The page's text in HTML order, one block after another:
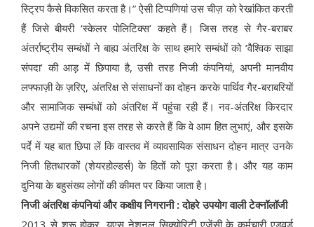
स्ट्रिप कैसे विकसित करता है।” ऐसी टिप्पणियां उस चीज़ को रेखांकित करती
हैं जिसे बीयरी ‘स्केलर पोलिटिक्स’ कहते हैं। जिस तरह से गैर-बराबर
अंतर्राष्ट्रीय सम्बंधों ने बाह्य अंतरिक्ष के साथ हमारे सम्बंधों को ‘वैश्विक साझा
संपदा’ की आड़ में छिपाया है, उसी तरह निजी कंपनियां, अपनी मानवीय
लफ्फाज़ी के ज़रिए, अंतरिक्ष से संसाधनों का दोहन करके पार्थिव गैर-बराबरियों
और सामाजिक सम्बंधों को अंतरिक्ष में पहुंचा रही हैं। नव-अंतरिक्ष किरदार
अपने उद्यमों की रचना इस तरह से करते हैं कि वे आम हित लुभाएं, और इसके
पर्दे में यह बात छिपा लें कि वास्तव में व्यावसायिक संसाधन दोहन मात्र उनके
निजी हितधारकों (शेयरहोल्डर्स) के हितों को पूरा करता है। और यह काम
दुनिया के बहुसंख्य लोगों की कीमत पर किया जाता है।
निजी अंतरिक्ष कंपनियां और कक्षीय निगरानी : दोहरे उपयोग वाली टेक्नॉलॉजी
2013 से शुरू होकर, यूएस नेशनल सिक्योरिटी एजेंसी के कर्मचारी एडवर्ड